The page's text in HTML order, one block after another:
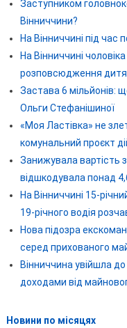
Заступником
Вінниччини?
На Вінниччині під час
На Вінниччині
розповсюдження
Застава 6 мільйонів:
Ольги Стефанішиної
«Моя Ластівка» не
комунальний проєкт
Занижувала вартість
відшкодувала понад
На Вінниччині 15-
19-річного водія
Нова підозра
серед прихованого
Вінниччина увійшла до
доходами від
Новини по місяцях